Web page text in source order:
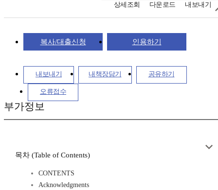
상세조회 다운로드 내보내기
복사/대출신청 인용하기
내보내기 내책장담기 공유하기
오류접수
부가정보
목차 (Table of Contents)
CONTENTS
Acknowledgments